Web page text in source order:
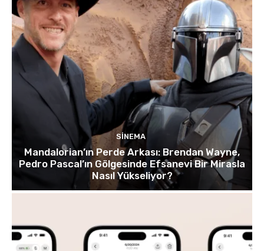
SINEMA
Mandalorian’ın Perde Arkası: Brendan Wayne,
Pedro Pascal’ın Gölgesinde Efsanevi Bir Mirasla
Nasıl Yükseliyor?